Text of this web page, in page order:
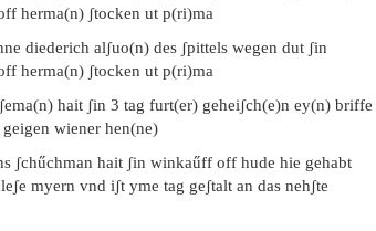
herma(n) ʃtocken ut p(ri)ma
diederich alʃuo(n) des ʃpittels wegen dut ʃin
herma(n) ʃtocken ut p(ri)ma
hait ʃin 3 tag furt(er) geheiʃch(e)n ey(n) briffe
wiener hen(ne)
ʃchűchman hait ʃin winkaűff off hude hie gehabt
myern vnd iʃt yme tag geʃtalt an das nehʃte